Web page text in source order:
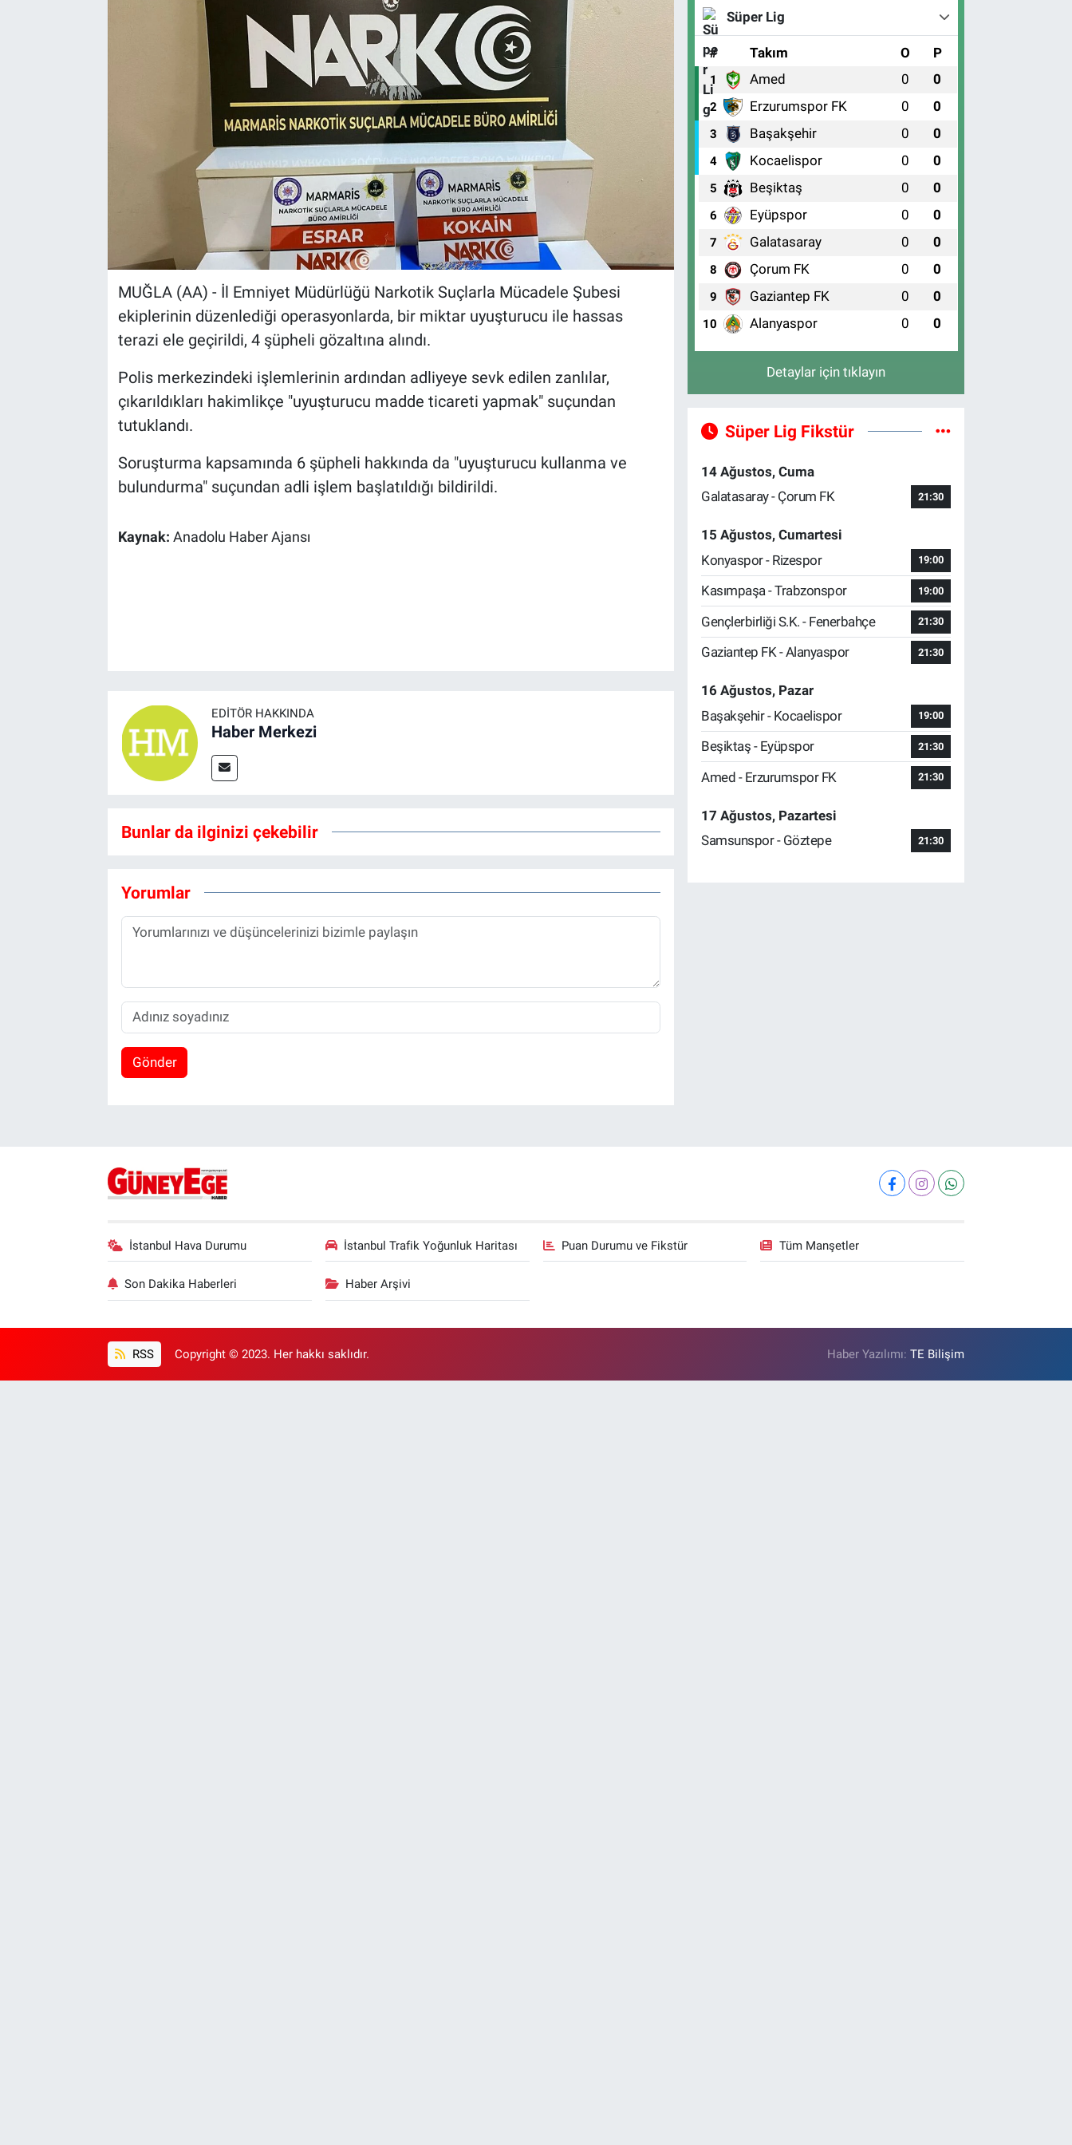
MUĞLA (AA) - İl Emniyet Müdürlüğü Narkotik Suçlarla Mücadele Şubesi
ekiplerinin düzenlediği operasyonlarda, bir miktar uyuşturucu ile hassas
terazi ele geçirildi, 4 şüpheli gözaltına alındı.
Polis merkezindeki işlemlerinin ardından adliyeye sevk edilen zanlılar,
çıkarıldıkları hakimlikçe "uyuşturucu madde ticareti yapmak" suçundan
tutuklandı.
Soruşturma kapsamında 6 şüpheli hakkında da "uyuşturucu kullanma ve
bulundurma" suçundan adli işlem başlatıldığı bildirildi.
Kaynak: Anadolu Haber Ajansı
EDITÖR HAKKINDA
Haber Merkezi
Bunlar da ilginizi çekebilir
Yorumlar
Gönder
Süper Lig
# Takım O P
1 Amed 0 0
2 Erzurumspor FK 0 0
3 Başakşehir 0 0
4 Kocaelispor 0 0
5 Beşiktaş 0 0
6 Eyüpspor 0 0
7 Galatasaray 0 0
8 Çorum FK 0 0
9 Gaziantep FK 0 0
10 Alanyaspor 0 0
Detaylar için tıklayın
Süper Lig Fikstür
14 Ağustos, Cuma
Galatasaray - Çorum FK
21:30
15 Ağustos, Cumartesi
Konyaspor - Rizespor
19:00
Kasımpaşa - Trabzonspor 19:00
Gençlerbirliği S.K. - Fenerbahçe 21:30
Gaziantep FK - Alanyaspor 21:30
16 Ağustos, Pazar
Başakşehir - Kocaelispor
19:00
Beşiktaş - Eyüpspor 21:30
Amed - Erzurumspor FK 21:30
17 Ağustos, Pazartesi
Samsunspor - Göztepe
21:30
İstanbul Hava Durumu İstanbul Trafik Yoğunluk Haritası Puan Durumu ve Fikstür Tüm Manşetler
Son Dakika Haberleri Haber Arşivi
RSS Copyright © 2023. Her hakkı saklıdır. Haber Yazılımı:TE Bilişim